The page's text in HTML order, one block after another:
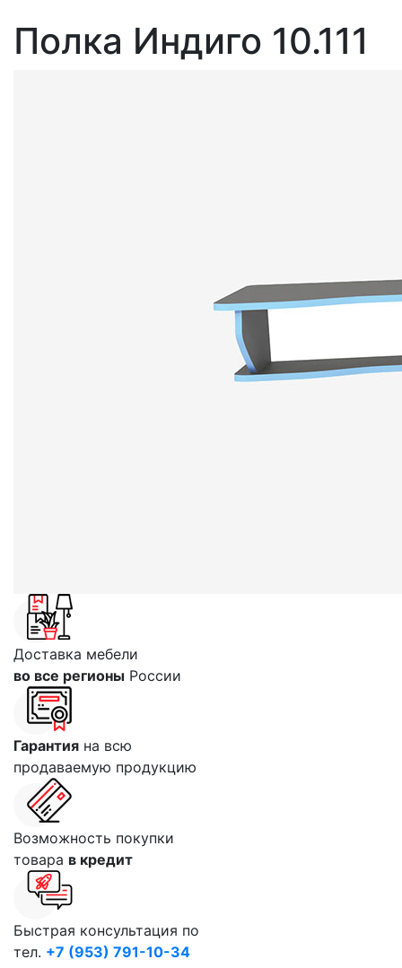
Полка Индиго 10.111
Доставка мебели
во все регионы России
Гарантия на всю
продаваемую продукцию
Возможность покупки
товара в кредит
Быстрая консультация по
тел. +7 (953) 791-10-34